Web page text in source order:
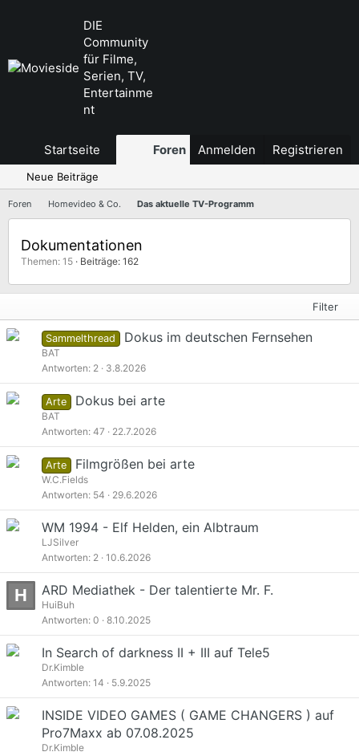
DIE
Community
für Filme,
Serien, TV,
Entertainme
nt
Startseite Foren Aktuelles
Anmelden Registrieren
Neue Beiträge
Foren Homevideo & Co. Das aktuelle TV-Programm
Dokumentationen
Themen: 15 Beiträge: 162
Filter
Sammelthread Dokus im deutschen Fernsehen
BAT
Antworten 2 3.8.2026
Arte Dokus bei arte
BAT
Antworten 47 22.7.2026
Arte Filmgrößen bei arte
W.C.Fields
Antworten 54 29.6.2026
WM 1994 - Elf Helden, ein Albtraum
LJSilver
Antworten 2 10.6.2026
H ARD Mediathek - Der talentierte Mr. F.
HuiBuh
Antworten 0 8.10.2025
In Search of darkness II + III auf Tele5
Dr.Kimble
Antworten 14 5.9.2025
INSIDE VIDEO GAMES ( GAME CHANGERS ) auf
Pro7Maxx ab 07.08.2025
Dr.Kimble